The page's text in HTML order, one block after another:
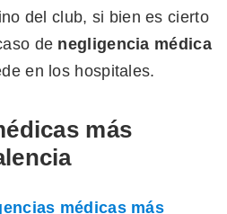
del club, si bien es cierto
de negligencia médica
en los hospitales.
más
médicas más